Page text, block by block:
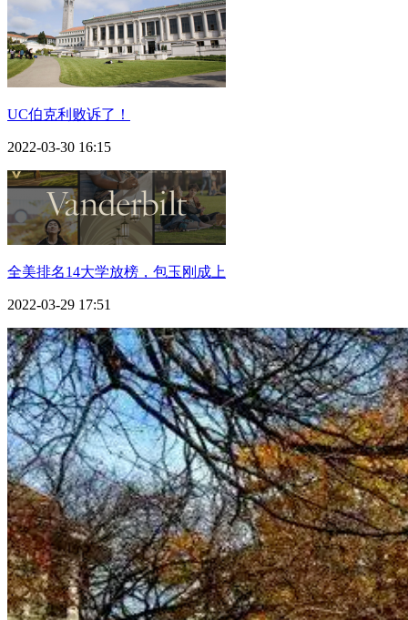
UC伯克利败诉了！
2022-03-30 16:15
全美排名14大学放榜，包玉刚成上
2022-03-29 17:51